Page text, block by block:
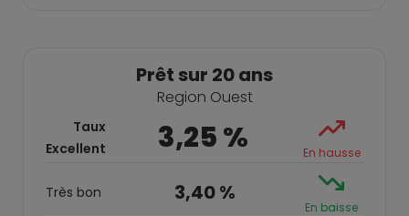
Prêt sur 20 ans
Region Ouest
Taux
Excellent
3,25 % En hausse
Très bon 3,40 %
En baisse